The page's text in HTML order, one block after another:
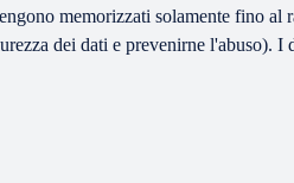
memorizzati solamente fino al
dei dati e prevenirne l'abuso). I